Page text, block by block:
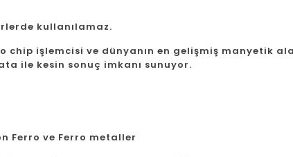
kullanılamaz.
chip işlemcisi ve dünyanın en gelişmiş manyetik
ile kesin sonuç imkanı sunuyor.
Ferro ve Ferro metaller